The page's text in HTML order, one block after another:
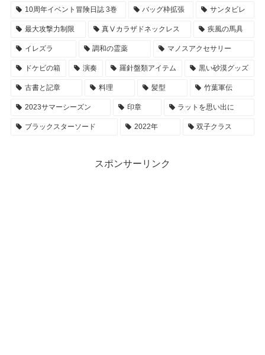
10周年イベント冒険日誌 3巻 バッグ枠拡張 サンタビレ
最大攻撃力制限 真Ⅴカラザドネックレス 疾風の馬具
イレズラ 調和の霊薬 マノスアクセサリー
ドケビの箱 演奏 羅針盤類アイテム 黒い砂漠グッズ
古書と記章 料理 髪型 竹葉軍伝
2023サマーシーズン 印章 ラットを思い出に
ブラックスターソード 2022年 双子クラス
スポンサーリンク